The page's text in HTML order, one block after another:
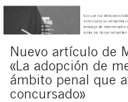
Nuevo artículo de
«La adopción de
ámbito penal que
concursado»